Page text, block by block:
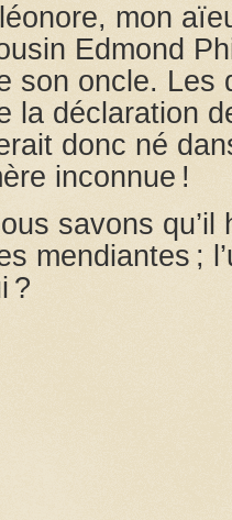
mon
Edmond
son oncle. Les
la déclaration
donc né
inconnue !
savons
mendiantes ;
?